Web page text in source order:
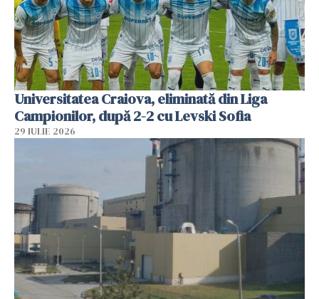
Universitatea Craiova, eliminată din Liga
Campionilor, după 2-2 cu Levski Sofia
29 IULIE 2026